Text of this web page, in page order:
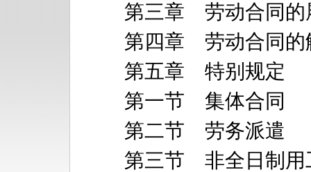
第三章 劳动合同的
第四章 劳动合同的
第五章 特别规定
第一节 集体合同
第二节 劳务派遣
第三节 非全日制用